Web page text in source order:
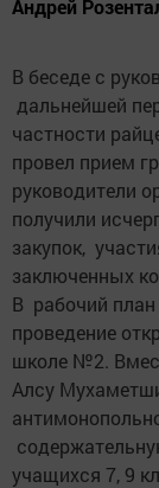
Андрей
В беседе с
дальнейшей
частности
провел прием
руководители
получили
закупок,
заключенных
В рабочий план
проведение
школе №2.
Алсу
учащихся 7, 9